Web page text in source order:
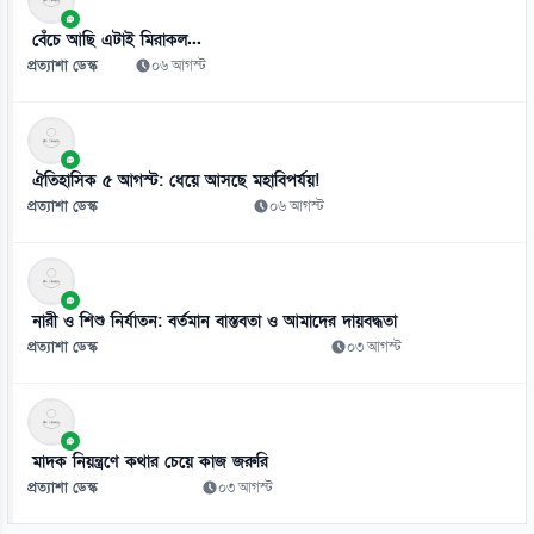
০৮ আগস্ট
বেঁচে আছি এটাই মিরাকল...
প্রত্যাশা ডেস্ক ০৬ আগস্ট
ঐতিহাসিক ৫ আগস্ট: ধেয়ে আসছে মহাবিপর্যয়!
প্রত্যাশা ডেস্ক ০৬ আগস্ট
নারী ও শিশু নির্যাতন: বর্তমান বাস্তবতা ও আমাদের দায়বদ্ধতা
প্রত্যাশা ডেস্ক ০৩ আগস্ট
মাদক নিয়ন্ত্রণে কথার চেয়ে কাজ জরুরি
প্রত্যাশা ডেস্ক ০৩ আগস্ট